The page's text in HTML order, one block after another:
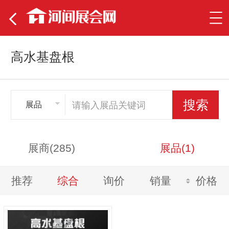
高水基盘根
展品
展商(285) 展品(1)
推荐 综合 询价 销量 价格